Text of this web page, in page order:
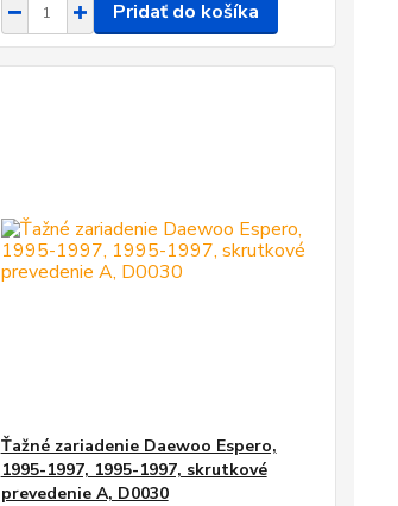
Pridať do košíka
Ťažné zariadenie Daewoo Espero,
1995-1997, 1995-1997, skrutkové
prevedenie A, D0030